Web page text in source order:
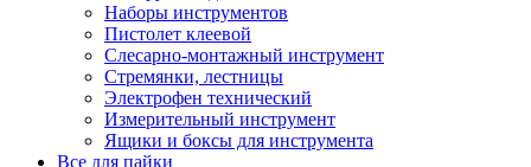
Наборы инструментов
Пистолет клеевой
Слесарно-монтажный инструмент
Стремянки, лестницы
Электрофен технический
Измерительный инструмент
Ящики и боксы для инструмента
Все для пайки